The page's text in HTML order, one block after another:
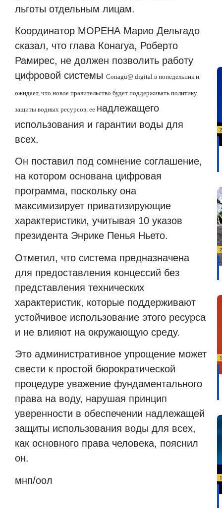
льготы отдельным лицам.
Координатор МОРЕНА Марио Дельгадо
сказал, что глава Конагуа, Роберто
Рамирес, не должен позволить работу
цифровой системы Conagu@ digital в понедельник и
ожидает, что новое правительство будет поддерживать политику
защиты водных ресурсов, ее надлежащего
использования и гарантии воды для
всех.
Он поставил под сомнение соглашение,
на котором основана цифровая
программа, поскольку она
максимизирует приватизирующие
характеристики, учитывая 10 указов
президента Энрике Пенья Ньето.
Отметил, что система предназначена
для предоставления концессий без
представления технических
характеристик, которые поддерживают
устойчивое использование этого ресурса
и не влияют на окружающую среду.
Это административное упрощение может
свести к простой бюрократической
процедуре уважение фундаментального
права на воду, нарушая принцип
уверенности в обеспечении надлежащей
защиты использования воды для всех,
как основного права человека, пояснил
он.
мнп/оол